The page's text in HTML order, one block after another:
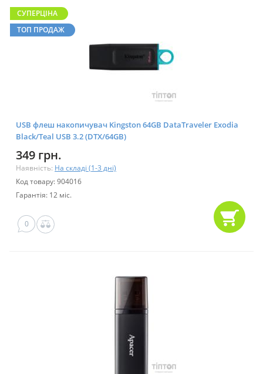
CУПЕРЦІНА
ТОП ПРОДАЖ
USB флеш накопичувач Kingston 64GB DataTraveler Exodia
Black/Teal USB 3.2 (DTX/64GB)
349 грн.
Наявність: На складі (1-3 дні)
Код товару: 904016
Гарантія: 12 міс.
0